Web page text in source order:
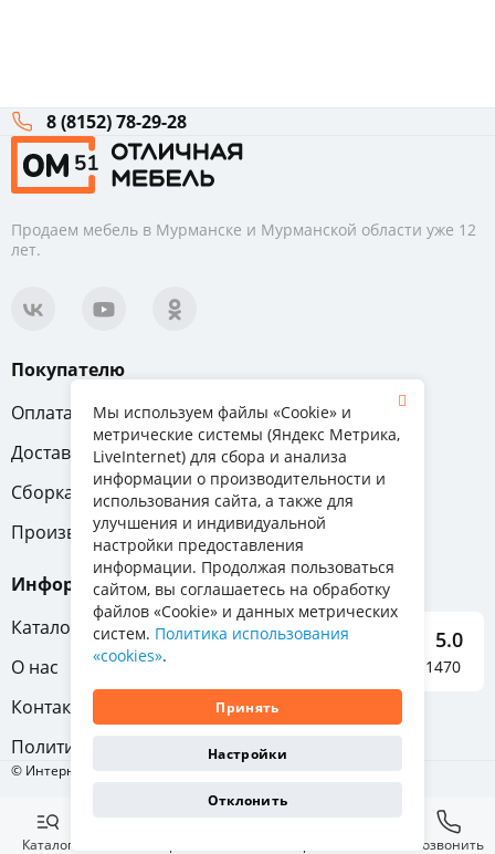
8 (8152) 78-29-28
Продаем мебель в Мурманске и Мурманской области уже 12
лет.
Покупателю
Оплата
Вопрос-ответ
Доставка
Обмен и возврат
Сборка
Гарантия
Производители
Информация
Каталог мебели
О нас
Контакты
Политика конфиденциальности
5.0
Отзывы о нас 1470
© Интернет-магазин «Отличная мебель», 2011-2026
Каталог Позвонить
Мы используем файлы «Cookie» и
метрические системы (Яндекс Метрика,
LiveInternet) для сбора и анализа
информации о производительности и
использования сайта, а также для
улучшения и индивидуальной
настройки предоставления
информации. Продолжая пользоваться
сайтом, вы соглашаетесь на обработку
файлов «Cookie» и данных метрических
систем. Политика использования
«cookies».
Принять
Настройки
Отклонить